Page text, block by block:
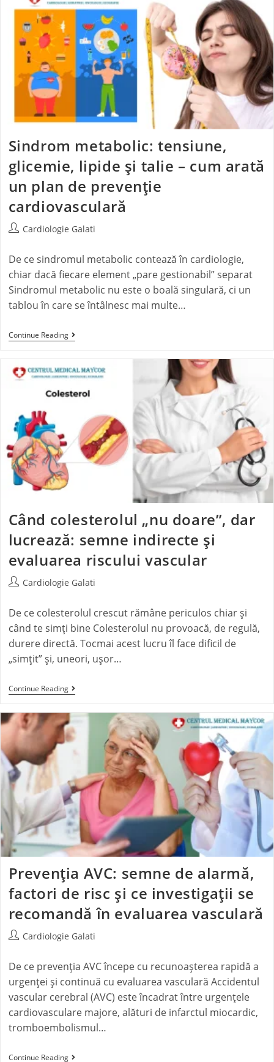
Sindrom metabolic: tensiune,
glicemie, lipide și talie – cum arată
un plan de prevenție
cardiovasculară
Cardiologie Galati
De ce sindromul metabolic contează în cardiologie,
chiar dacă fiecare element „pare gestionabil” separat
Sindromul metabolic nu este o boală singulară, ci un
tablou în care se întâlnesc mai multe…
Continue Reading
Când colesterolul „nu doare”, dar
lucrează: semne indirecte și
evaluarea riscului vascular
Cardiologie Galati
De ce colesterolul crescut rămâne periculos chiar și
când te simți bine Colesterolul nu provoacă, de regulă,
durere directă. Tocmai acest lucru îl face dificil de
„simțit” și, uneori, ușor…
Continue Reading
Prevenția AVC: semne de alarmă,
factori de risc și ce investigații se
recomandă în evaluarea vasculară
Cardiologie Galati
De ce prevenția AVC începe cu recunoașterea rapidă a
urgenței și continuă cu evaluarea vasculară Accidentul
vascular cerebral (AVC) este încadrat între urgențele
cardiovasculare majore, alături de infarctul miocardic,
tromboembolismul…
Continue Reading